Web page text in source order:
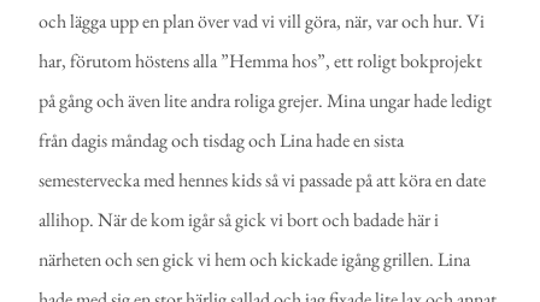
och lägga upp en plan över vad vi vill göra, när, var och hur. Vi
har, förutom höstens alla ”Hemma hos”, ett roligt bokprojekt
på gång och även lite andra roliga grejer. Mina ungar hade ledigt
från dagis måndag och tisdag och Lina hade en sista
semestervecka med hennes kids så vi passade på att köra en date
allihop. När de kom igår så gick vi bort och badade här i
närheten och sen gick vi hem och kickade igång grillen. Lina